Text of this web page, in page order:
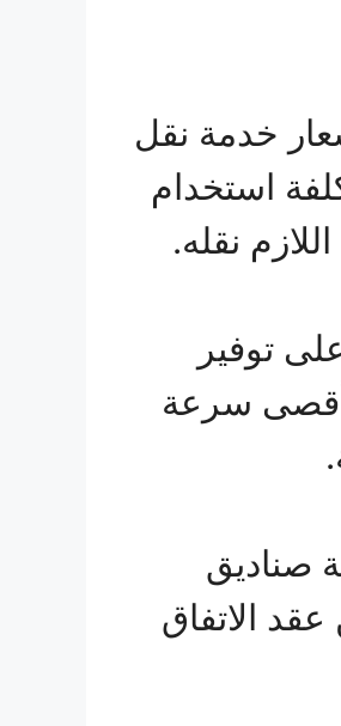
خدمة نقل
استخدام
نقله.
توفير
سرعة
صناديق
الاتفاق